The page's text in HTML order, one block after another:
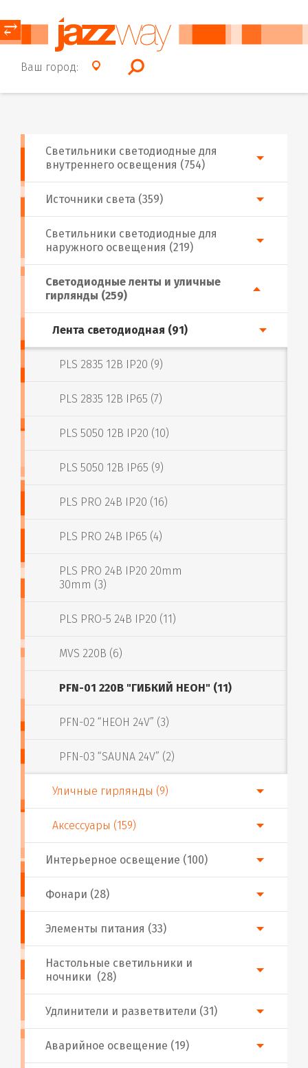
Ваш город:
⥂
Фонари (28)
Аварийное освещение (19)
Настольные светильники и
ночники (28)
Интерьерное освещение (100)
Источники света (359)
Светодиодные ленты и уличные
гирлянды (259)
Лента светодиодная (91)
PLS 2835 12В IP20 (9)
PLS 2835 12В IP65 (7)
PLS 5050 12В IP20 (10)
PLS 5050 12В IP65 (9)
PLS PRO 24В IP20 (16)
PLS PRO 24В IP65 (4)
PLS PRO 24В IP20 20mm
30mm (3)
PLS PRO-5 24В IP20 (11)
MVS 220В (6)
PFN-01 220В "ГИБКИЙ НЕОН" (11)
PFN-02 “НЕОН 24V” (3)
PFN-03 “SAUNA 24V” (2)
Уличные гирлянды (9)
Аксессуары (159)
Светильники светодиодные для
внутреннего освещения (754)
Светильники светодиодные для
наружного освещения (219)
Удлинители и разветвители (31)
Элементы питания (33)